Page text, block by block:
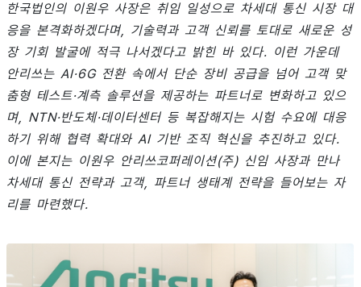
한국법인의 이원우 사장은 취임 일성으로 차세대 통신 시장 대
응을 본격화하겠다며, 기술력과 고객 신뢰를 토대로 새로운 성
장 기회 발굴에 적극 나서겠다고 밝힌 바 있다. 이런 가운데
안리쓰는 AI·6G 전환 속에서 단순 장비 공급을 넘어 고객 맞
춤형 테스트·계측 솔루션을 제공하는 파트너로 변화하고 있으
며, NTN·반도체·데이터센터 등 복잡해지는 시험 수요에 대응
하기 위해 협력 확대와 AI 기반 조직 혁신을 추진하고 있다.
이에 본지는 이원우 안리쓰코퍼레이션(주) 신임 사장과 만나
차세대 통신 전략과 고객, 파트너 생태계 전략을 들어보는 자
리를 마련했다.